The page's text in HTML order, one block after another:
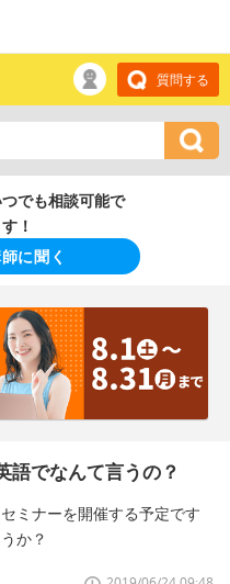
質問する
でも相談可能で
す！
に聞く
語でなんて言うの？
ミナーを開催する予定です
か？